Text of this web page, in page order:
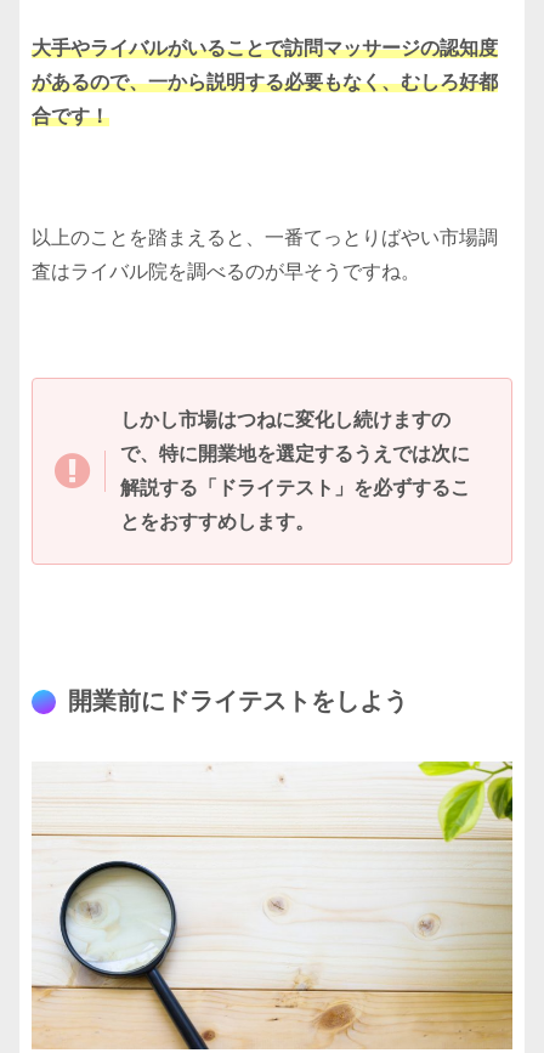
大手やライバルがいることで訪問マッサージの認知度
があるので、一から説明する必要もなく、むしろ好都
合です！
以上のことを踏まえると、一番てっとりばやい市場調
査はライバル院を調べるのが早そうですね。
しかし市場はつねに変化し続けますの
で、特に開業地を選定するうえでは次に
解説する「ドライテスト」を必ずするこ
とをおすすめします。
開業前にドライテストをしよう